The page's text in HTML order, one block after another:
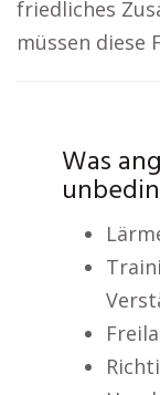
friedliches
müssen diese
Was